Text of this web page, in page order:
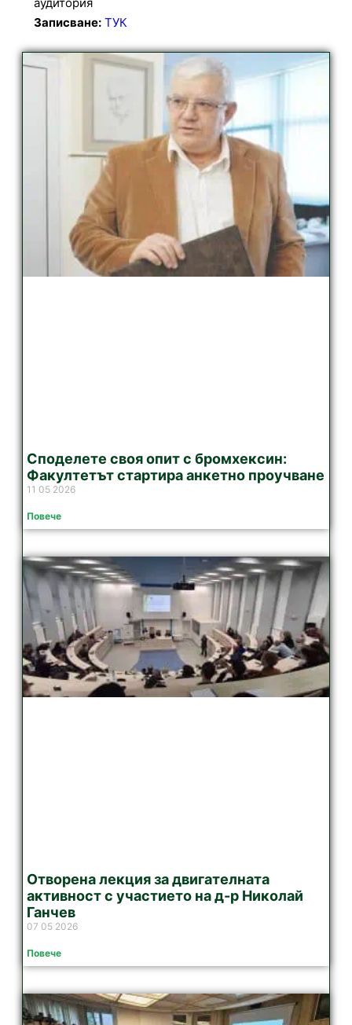
аудитория
Записване: ТУК
Споделете своя опит с бромхексин:
Факултетът стартира анкетно проучване
11 05 2026
Повече
Отворена лекция за двигателната
активност с участието на д-р Николай
Ганчев
07 05 2026
Повече